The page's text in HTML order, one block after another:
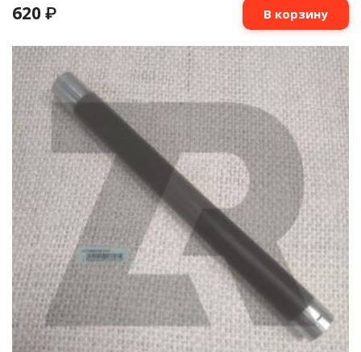
620 ₽ В корзину